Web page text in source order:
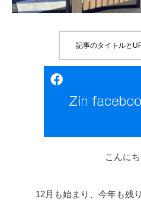
記事のタイトルと
こんに
12月も始まり、今年も残